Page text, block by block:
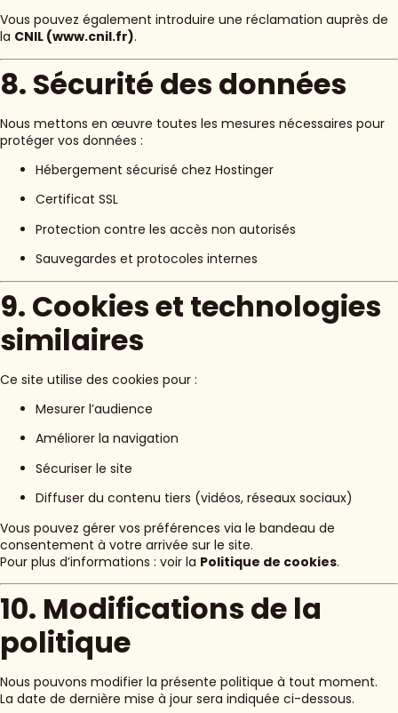
Vous pouvez également introduire une réclamation auprès de
la CNIL (www.cnil.fr).
8. Sécurité des données
Nous mettons en œuvre toutes les mesures nécessaires pour
protéger vos données :
Hébergement sécurisé chez Hostinger
Certificat SSL
Protection contre les accès non autorisés
Sauvegardes et protocoles internes
9. Cookies et technologies
similaires
Ce site utilise des cookies pour :
Mesurer l’audience
Améliorer la navigation
Sécuriser le site
Diffuser du contenu tiers (vidéos, réseaux sociaux)
Vous pouvez gérer vos préférences via le bandeau de
consentement à votre arrivée sur le site.
Pour plus d’informations : voir la Politique de cookies.
10. Modifications de la
politique
Nous pouvons modifier la présente politique à tout moment.
La date de dernière mise à jour sera indiquée ci-dessous.